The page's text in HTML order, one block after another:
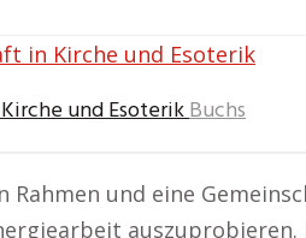
und EsoterikBuchs
und eine